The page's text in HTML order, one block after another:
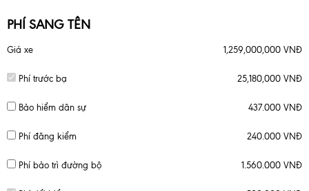
PHÍ SANG TÊN
Giá xe 1,259,000,000 VNĐ
Phí trước bạ 25,180,000 VNĐ
Bảo hiểm dân sự 437.000 VNĐ
Phí đăng kiểm 240.000 VNĐ
Phí bảo trì đường bộ 1.560.000 VNĐ